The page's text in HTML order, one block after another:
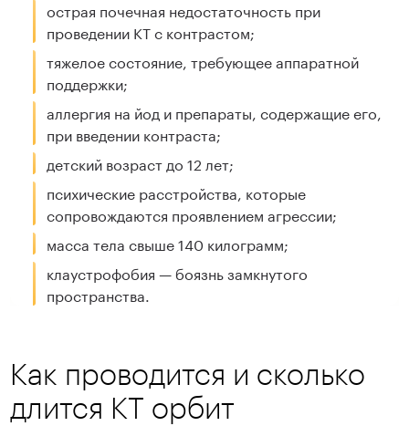
острая почечная недостаточность при
проведении КТ с контрастом;
тяжелое состояние, требующее аппаратной
поддержки;
аллергия на йод и препараты, содержащие его,
при введении контраста;
детский возраст до 12 лет;
психические расстройства, которые
сопровождаются проявлением агрессии;
масса тела свыше 140 килограмм;
клаустрофобия — боязнь замкнутого
пространства.
Как проводится и сколько
длится КТ орбит